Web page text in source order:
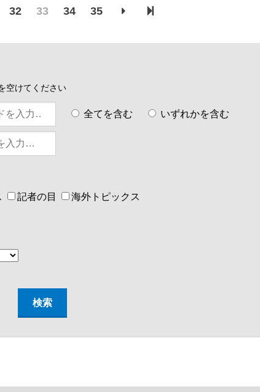
32 33 34 35
空けてください
全てを含む いずれかを含む
記者の目 海外トピックス